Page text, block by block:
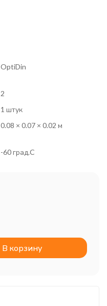
OptiDin
2
1 штук
0.08 × 0.07 × 0.02 м
-60 град.C
В корзину